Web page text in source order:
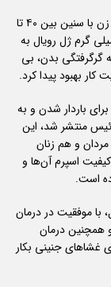
در سال ۱۹۷۴ نیز درمان موفق مشکلات یائسگی در ۱۰۰ زن با سنین بین ۴۰ تا
گزارش شده است. پس از مصرف خوراکی ۲۰ میلی گرم ژل رویال به
جمله گرگرفتگی بدن، بی
بهبود پیدا کرد.
باردار شدن و به
در سال ۲۰۰۴ توسط آر. لوئیس منتشر شد، این
مردان و هم زنان
اسپرم آن‌ها و
است.
با موفقیت در درمان
همچنین درمان
غشاهای جنینی بکار